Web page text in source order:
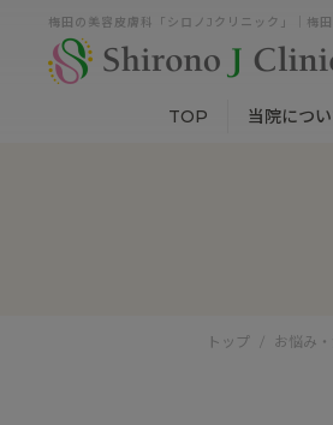
梅田の美容皮膚科「シロノJクリニック」｜梅
TOP 当院につ
トップ お悩み